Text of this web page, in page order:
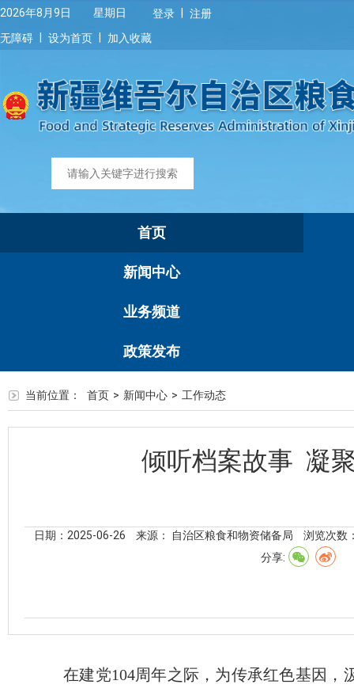
2026年8月9日 星期日 登录
注册
无障碍
设为首页 加入收藏
首页
新闻中心
业务频道
政策发布
当前位置： 首页 > 新闻中心 > 工作动态
倾听档案故事 凝
日期：2025-06-26 来源： 自治区粮食和物资储备局
浏览次数
分享:
在建党104周年之际，为传承红色基因，